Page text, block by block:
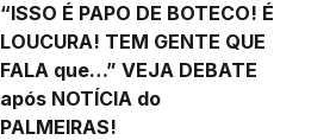
“ISSO É PAPO DE BOTECO! É
LOUCURA! TEM GENTE QUE
FALA que…” VEJA DEBATE
após NOTÍCIA do
PALMEIRAS!